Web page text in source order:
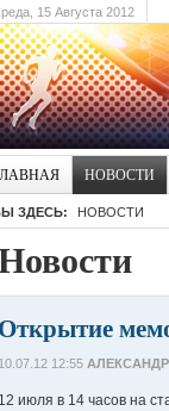
15 Августа 2012
НОВОСТИ
ЗДЕСЬ: НОВОСТИ
Открытие
10.07.12 12:55
12 июля в 14 часов на